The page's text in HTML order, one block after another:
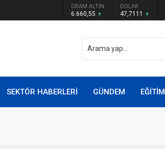
GRAM ALTIN
6.660,55
DOLAR
47,7111
SEKTÖR HABERLERİ GÜNDEM EĞİTİM